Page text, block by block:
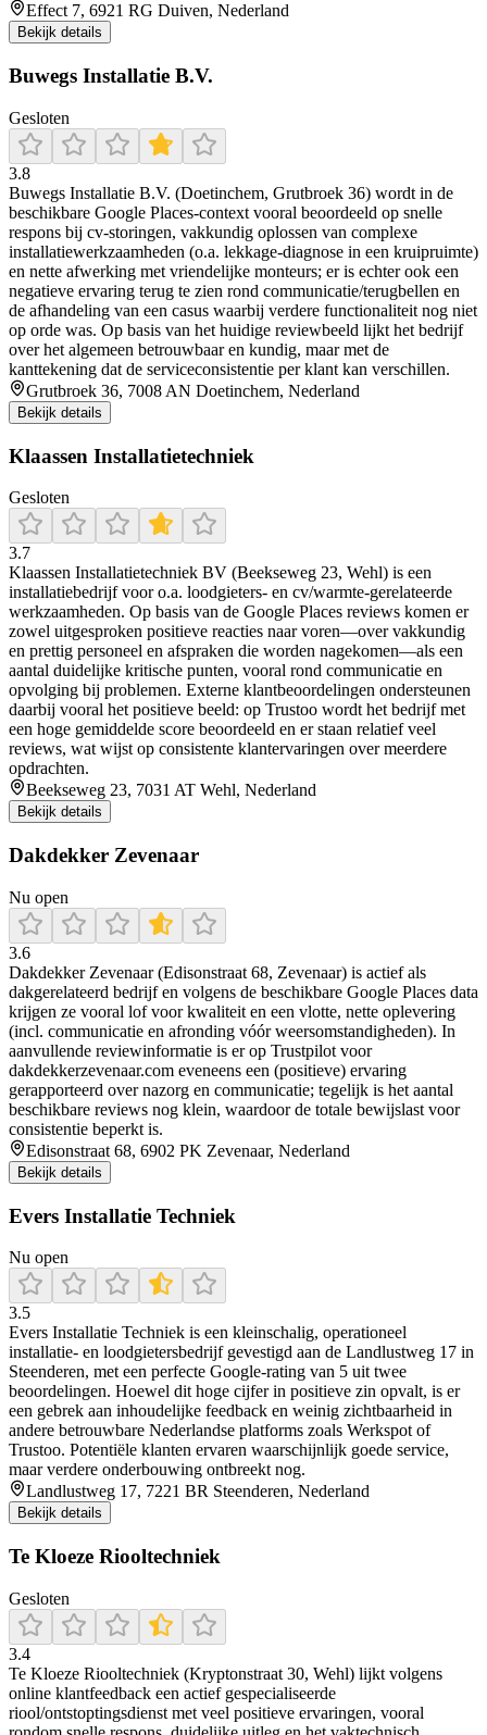
Effect 7, 6921 RG Duiven, Nederland
Bekijk details
Buwegs Installatie B.V.
Gesloten
3.8
Buwegs Installatie B.V. (Doetinchem, Grutbroek 36) wordt in de
beschikbare Google Places-context vooral beoordeeld op snelle
respons bij cv-storingen, vakkundig oplossen van complexe
installatiewerkzaamheden (o.a. lekkage-diagnose in een kruipruimte)
en nette afwerking met vriendelijke monteurs; er is echter ook een
negatieve ervaring terug te zien rond communicatie/terugbellen en
de afhandeling van een casus waarbij verdere functionaliteit nog niet
op orde was. Op basis van het huidige reviewbeeld lijkt het bedrijf
over het algemeen betrouwbaar en kundig, maar met de
kanttekening dat de serviceconsistentie per klant kan verschillen.
Grutbroek 36, 7008 AN Doetinchem, Nederland
Bekijk details
Klaassen Installatietechniek
Gesloten
3.7
Klaassen Installatietechniek BV (Beekseweg 23, Wehl) is een
installatiebedrijf voor o.a. loodgieters- en cv/warmte-gerelateerde
werkzaamheden. Op basis van de Google Places reviews komen er
zowel uitgesproken positieve reacties naar voren—over vakkundig
en prettig personeel en afspraken die worden nagekomen—als een
aantal duidelijke kritische punten, vooral rond communicatie en
opvolging bij problemen. Externe klantbeoordelingen ondersteunen
daarbij vooral het positieve beeld: op Trustoo wordt het bedrijf met
een hoge gemiddelde score beoordeeld en er staan relatief veel
reviews, wat wijst op consistente klantervaringen over meerdere
opdrachten.
Beekseweg 23, 7031 AT Wehl, Nederland
Bekijk details
Dakdekker Zevenaar
Nu open
3.6
Dakdekker Zevenaar (Edisonstraat 68, Zevenaar) is actief als
dakgerelateerd bedrijf en volgens de beschikbare Google Places data
krijgen ze vooral lof voor kwaliteit en een vlotte, nette oplevering
(incl. communicatie en afronding vóór weersomstandigheden). In
aanvullende reviewinformatie is er op Trustpilot voor
dakdekkerzevenaar.com eveneens een (positieve) ervaring
gerapporteerd over nazorg en communicatie; tegelijk is het aantal
beschikbare reviews nog klein, waardoor de totale bewijslast voor
consistentie beperkt is.
Edisonstraat 68, 6902 PK Zevenaar, Nederland
Bekijk details
Evers Installatie Techniek
Nu open
3.5
Evers Installatie Techniek is een kleinschalig, operationeel
installatie- en loodgietersbedrijf gevestigd aan de Landlustweg 17 in
Steenderen, met een perfecte Google-rating van 5 uit twee
beoordelingen. Hoewel dit hoge cijfer in positieve zin opvalt, is er
een gebrek aan inhoudelijke feedback en weinig zichtbaarheid in
andere betrouwbare Nederlandse platforms zoals Werkspot of
Trustoo. Potentiële klanten ervaren waarschijnlijk goede service,
maar verdere onderbouwing ontbreekt nog.
Landlustweg 17, 7221 BR Steenderen, Nederland
Bekijk details
Te Kloeze Riooltechniek
Gesloten
3.4
Te Kloeze Riooltechniek (Kryptonstraat 30, Wehl) lijkt volgens
online klantfeedback een actief gespecialiseerde
riool/ontstoptingsdienst met veel positieve ervaringen, vooral